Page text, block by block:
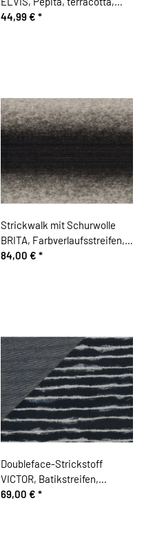
Hilco
44,99 € *
Strickwalk mit Schurwolle
BRITA, Farbverlaufsstreifen,
schwarz-creme, Hilco
84,00 € *
Doubleface-Strickstoff
VICTOR, Batikstreifen,
marineblau-wollweiß, Hilco
69,00 € *